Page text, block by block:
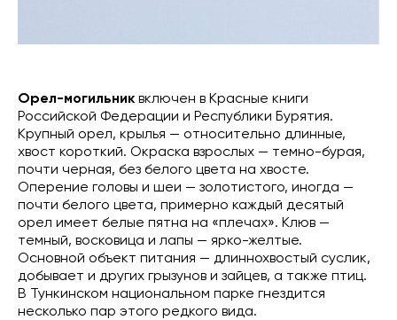
Орел-могильник включен в Красные книги
Российской Федерации и Республики Бурятия.
Крупный орел, крылья — относительно длинные,
хвост короткий. Окраска взрослых — темно-бурая,
почти черная, без белого цвета на хвосте.
Оперение головы и шеи — золотистого, иногда —
почти белого цвета, примерно каждый десятый
орел имеет белые пятна на «плечах». Клюв —
темный, восковица и лапы — ярко-желтые.
Основной объект питания — длиннохвостый суслик,
добывает и других грызунов и зайцев, а также птиц.
В Тункинском национальном парке гнездится
несколько пар этого редкого вида.